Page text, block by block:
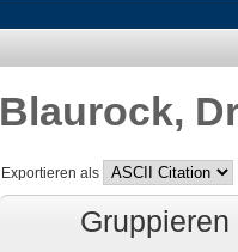
Blaurock,
Exportieren als